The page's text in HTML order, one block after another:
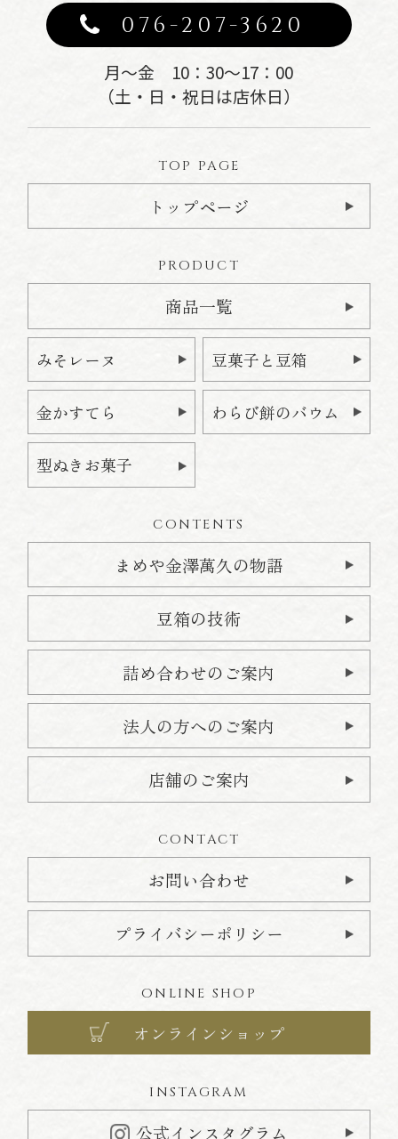
076-207-3620
月～金 10：30～17：00
（土・日・祝日は店休日）
TOP PAGE
トップページ
PRODUCT
商品一覧
みそレーヌ 豆菓子と豆箱
金かすてら わらび餅のバウム
型ぬきお菓子
CONTENTS
まめや金澤萬久の物語
豆箱の技術
詰め合わせのご案内
法人の方へのご案内
店舗のご案内
CONTACT
お問い合わせ
プライバシーポリシー
ONLINE SHOP
オンラインショップ
INSTAGRAM
公式インスタグラム